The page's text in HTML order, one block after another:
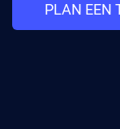
PLAN EEN